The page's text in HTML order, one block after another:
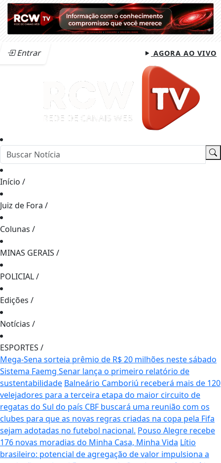
Entrar AGORA AO VIVO
Início /
Juiz de Fora /
Colunas /
MINAS GERAIS /
POLICIAL/
Edições /
Notícias /
ESPORTES /
Mega-Sena sorteia prêmio de R$ 20 milhões neste sábado
Sistema Faemg Senar lança o primeiro relatório de
sustentabilidade Balneário Camboriú receberá mais de 120
velejadores para a terceira etapa do maior circuito de
regatas do Sul do país CBF buscará uma reunião com os
clubes para que as novas regras criadas na copa pela Fifa
sejam adotadas no futebol nacional. Pouso Alegre recebe
176 novas moradias do Minha Casa, Minha Vida Lítio
brasileiro: potencial de agregação de valor impulsiona a